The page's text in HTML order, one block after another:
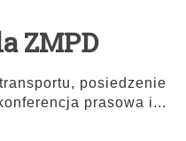
ZMPD
posiedzenie
prasowa i...